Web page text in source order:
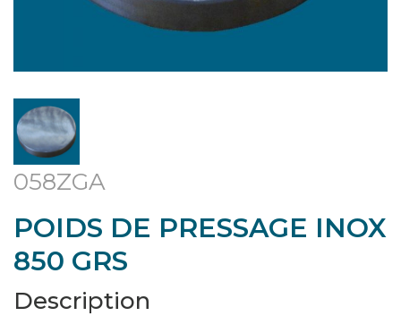
058ZGA
POIDS DE PRESSAGE INOX
850 GRS
Description